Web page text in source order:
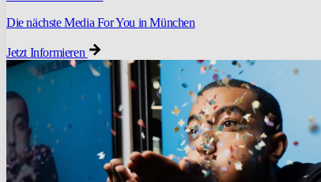
Die nächste Media For You in München
Jetzt Informieren